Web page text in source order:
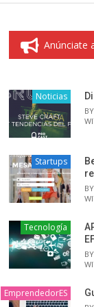
Anúnciate
Noticias
Startups
Tecnología
EmprendedorES